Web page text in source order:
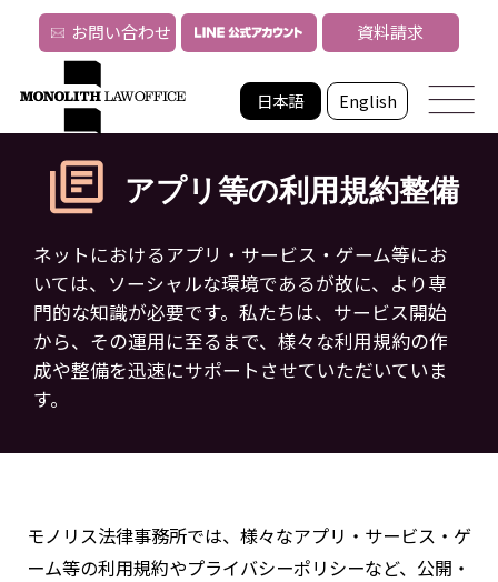
日本語 English
お問い合わせ 資料請求
アプリ等の利用規約整備
ネットにおけるアプリ・サービス・ゲーム等にお
いては、ソーシャルな環境であるが故に、 より専
門的な知識が必要です。私たちは、サービス開始
から、その運用に至るまで、 様々な利用規約の作
成や整備を迅速にサポートさせていただいていま
す。
モノリス法律事務所では、様々なアプリ・サービス・ゲ
ーム等の利用規約やプライバシーポリシーなど、公開・